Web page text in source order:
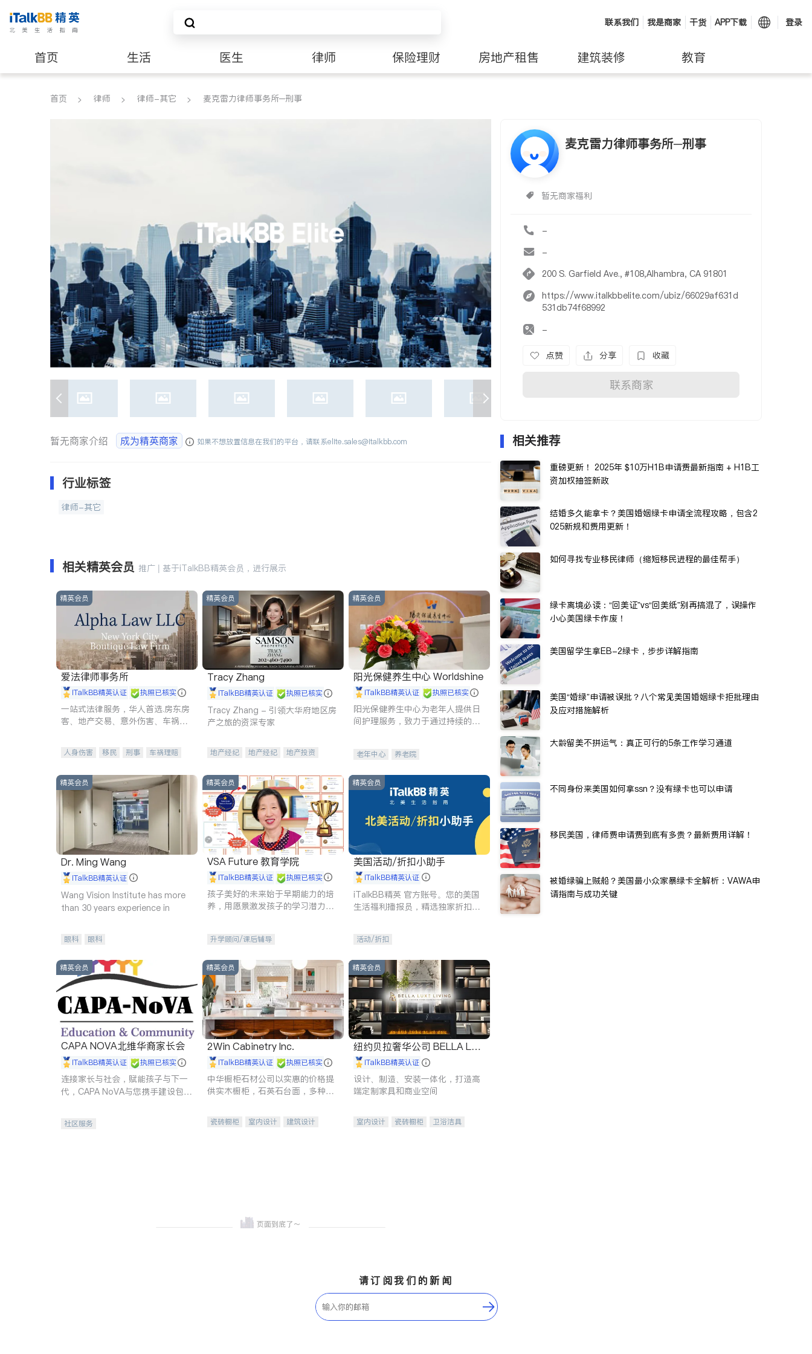
联系我们 我是商家 干货 APP下载 登录
首页 生活 医生 律师 保险理财 房地产租售 建筑装修 教育
养老 非盈利组织
首页 律师 律师-其它 麦克雷力律师事务所─刑事
麦克雷力律师事务所─刑事
暂无商家福利
-
-
200 S. Garfield Ave., #108,Alhambra, CA 91801
https://www.italkbbelite.com/ubiz/66029af631d
531db74f68992
-
点赞 分享 收藏
联系商家
暂无商家介绍 成为精英商家 如果不想放置信息在我们的平台，请联系elite.sales@italkbb.com
行业标签
律师-其它
相关精英会员 推广 | 基于iTalkBB精英会员，进行展示
精英会员
爱法律师事务所
iTalkBB精英认证 执照已核实
一站式法律服务，华人首选.房东房
客、地产交易、意外伤害、车祸重
人身伤害 移民 刑事
车祸理赔
商标注册
索赔 律师-其它 保释
精英会员
Tracy Zhang
iTalkBB精英认证 执照已核实
Tracy Zhang - 引领大华府地区房
产之旅的资深专家
地产经纪 地产经纪
地产投资
精英会员
阳光保健养生中心 Worldshine
iTalkBB精英认证 执照已核实
阳光保健养生中心为老年人提供日
间护理服务，致力于通过持续的护
老年中心 养老院
精英会员
Dr. Ming Wang
iTalkBB精英认证
Wang Vision Institute has more
than 30 years experience in
眼科 眼科
精英会员
VSA Future 教育学院
iTalkBB精英认证 执照已核实
孩子美好的未来始于早期能力的培
养，用愿景激发孩子的学习潜力和
升学顾问/课后辅导
精英会员
美国活动/折扣小助手
iTalkBB精英认证
iTalkBB精英 官方账号。您的美国
生活福利播报员，精选独家折扣、
活动/折扣
精英会员
CAPA NOVA北维华裔家长会
iTalkBB精英认证 执照已核实
连接家长与社会，赋能孩子与下一
代，CAPA NoVA与您携手建设包
社区服务
精英会员
2Win Cabinetry Inc.
iTalkBB精英认证 执照已核实
中华橱柜石材公司以实惠的价格提
供实木橱柜，石英石台面，多种优
机。品质厨房，家的选择。
瓷砖橱柜 室内设计
建筑设计
精英会员
纽约贝拉奢华公司 BELLA LUX
E iTalkBB精英认证
设计、制造、安装一体化，打造高
端定制家具和商业空间
室内设计 瓷砖橱柜
卫浴洁具
相关推荐
重磅更新！ 2025年 $10万H1B申请费最新指南 + H1B工
资加权抽签新政
结婚多久能拿卡？美国婚姻绿卡申请全流程攻略，包含2
025新规和费用更新！
如何寻找专业移民律师（缩短移民进程的最佳帮手）
绿卡离境必读：“回美证”vs“回美纸”别再搞混了，误操作
小心美国绿卡作废！
美国留学生拿EB-2绿卡，步步详解指南
美国“婚绿”申请被误批？八个常见美国婚姻绿卡拒批理由
及应对措施解析
大龄留美不拼运气：真正可行的5条工作学习通道
不同身份来美国如何拿ssn？没有绿卡也可以申请
移民美国，律师费申请费到底有多贵？最新费用详解！
被婚绿骗上贼船？美国最小众家暴绿卡全解析：VAWA申
请指南与成功关键
请订阅我们的新闻